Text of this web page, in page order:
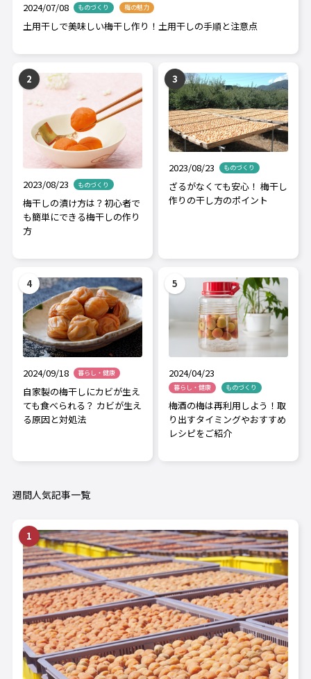
2024/07/08 ものづくり 梅の魅力
土用干しで美味しい梅干し作り！土用干しの手順と注意点
2023/08/23 ものづくり
梅干しの漬け方は？初心者で
も簡単にできる梅干しの作り
方
2023/08/23 ものづくり
ざるがなくても安心！ 梅干し
作りの干し方のポイント
2024/09/18 暮らし・健康
自家製の梅干しにカビが生え
ても食べられる？ カビが生え
る原因と対処法
2024/04/23
暮らし・健康 ものづくり
梅酒の梅は再利用しよう！取
り出すタイミングやおすすめ
レシピをご紹介
週間人気記事一覧